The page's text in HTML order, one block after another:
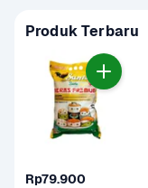
Produk Terbaru
Rp79.900